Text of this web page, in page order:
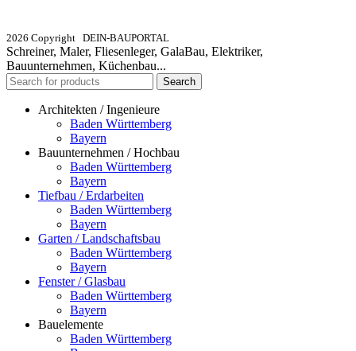
2026 Copyright DEIN-BAUPORTAL
Schreiner, Maler, Fliesenleger, GalaBau, Elektriker,
Bauunternehmen, Küchenbau...
Search
Architekten / Ingenieure
Baden Württemberg
Bayern
Bauunternehmen / Hochbau
Baden Württemberg
Bayern
Tiefbau / Erdarbeiten
Baden Württemberg
Bayern
Garten / Landschaftsbau
Baden Württemberg
Bayern
Fenster / Glasbau
Baden Württemberg
Bayern
Bauelemente
Baden Württemberg